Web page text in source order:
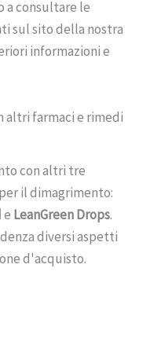
consultare le
sul sito della nostra
informazioni e
altri farmaci e rimedi
con altri tre
il dimagrimento:
e LeanGreen Drops.
diversi aspetti
d'acquisto.